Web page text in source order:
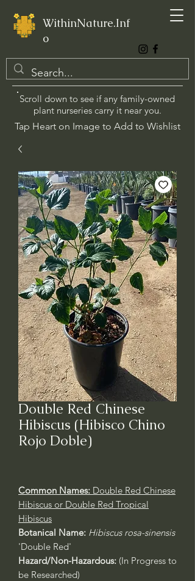
WithinNature.Inf
o
Scroll down to see if any family-owned
plant nurseries carry it near you.
Tap Heart on Image to Add to Wishlist
Double Red Chinese
Hibiscus (Hibisco Chino
Rojo Doble)
Common Names: Double Red Chinese
Hibiscus or Double Red Tropical
Hibiscus
Botanical Name: Hibiscus rosa-sinensis
'Double Red'
Hazard/Non-Hazardous: (In Progress to
be Researched)